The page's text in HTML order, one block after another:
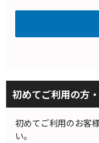
初めてご利用の方
初めてご利用のお客
い。